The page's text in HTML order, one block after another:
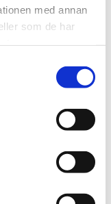
med annan
som de har